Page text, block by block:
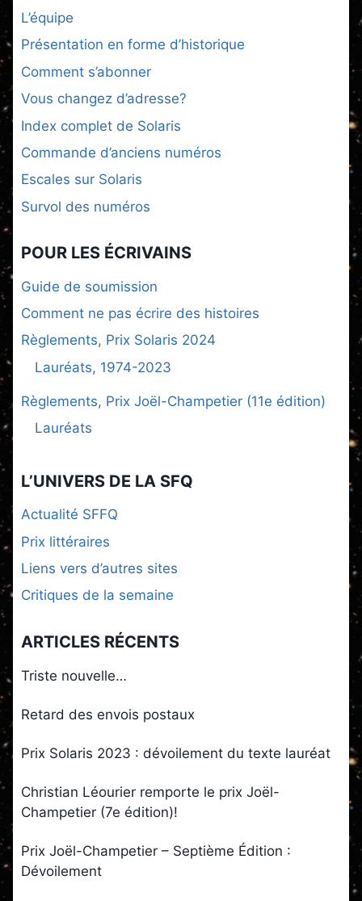
L’équipe
Présentation en forme d’historique
Comment s’abonner
Vous changez d’adresse?
Index complet de Solaris
Commande d’anciens numéros
Escales sur Solaris
Survol des numéros
POUR LES ÉCRIVAINS
Guide de soumission
Comment ne pas écrire des histoires
Règlements, Prix Solaris 2024
Lauréats, 1974-2023
Règlements, Prix Joël-Champetier (11e édition)
Lauréats
L’UNIVERS DE LA SFQ
Actualité SFFQ
Prix littéraires
Liens vers d’autres sites
Critiques de la semaine
ARTICLES RÉCENTS
Triste nouvelle…
Retard des envois postaux
Prix Solaris 2023 : dévoilement du texte lauréat
Christian Léourier remporte le prix Joël-
Champetier (7e édition)!
Prix Joël-Champetier – Septième Édition :
Dévoilement